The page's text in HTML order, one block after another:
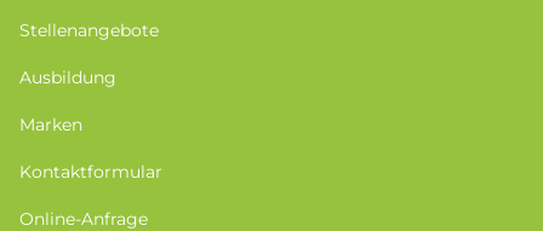
Stellenangebote
Ausbildung
Marken
Kontaktformular
Online-Anfrage